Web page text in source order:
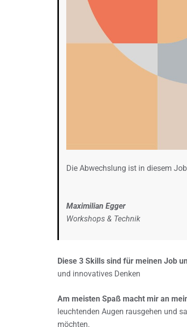
Die Abwechslung ist in diesem
Maximilian Egger
Workshops & Technik
Diese 3 Skills sind für meinen Job
und innovatives Denken
Am meisten Spaß macht mir an
leuchtenden Augen rausgehen und
möchten.